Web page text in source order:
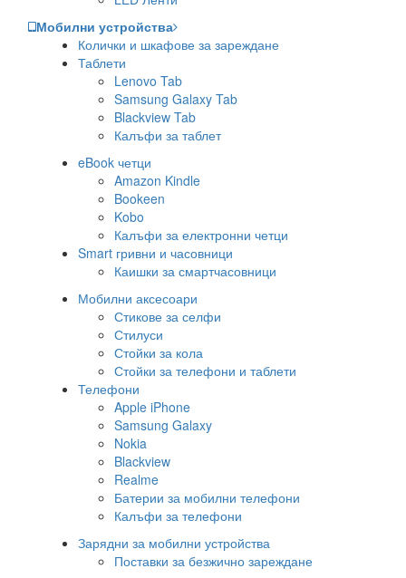
Мобилни устройства
Колички и шкафове за зареждане
Таблети
Lenovo Tab
Samsung Galaxy Tab
Blackview Tab
Калъфи за таблет
eBook четци
Amazon Kindle
Bookeen
Kobo
Калъфи за електронни четци
Smart гривни и часовници
Каишки за смартчасовници
Мобилни аксесоари
Стикове за селфи
Стилуси
Стойки за кола
Стойки за телефони и таблети
Телефони
Apple iPhone
Samsung Galaxy
Nokia
Blackview
Realme
Батерии за мобилни телефони
Калъфи за телефони
Зарядни за мобилни устройства
Поставки за безжично зареждане